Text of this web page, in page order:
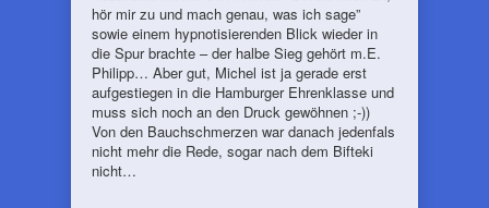
hör mir zu und mach genau, was ich sage”
sowie einem hypnotisierenden Blick wieder in
die Spur brachte – der halbe Sieg gehört m.E.
Philipp… Aber gut, Michel ist ja gerade erst
aufgestiegen in die Hamburger Ehrenklasse und
muss sich noch an den Druck gewöhnen ;-))
Von den Bauchschmerzen war danach jedenfals
nicht mehr die Rede, sogar nach dem Bifteki
nicht…